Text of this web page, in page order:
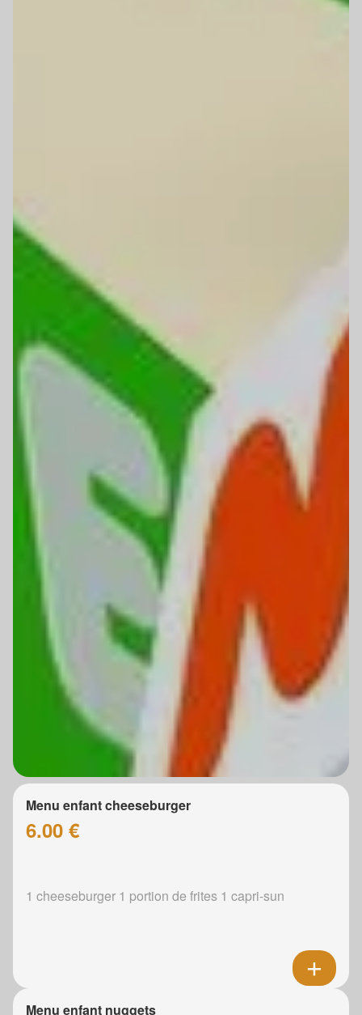
Menu enfant cheeseburger
6.00 €
1 cheeseburger 1 portion de frites 1 capri-sun
Menu enfant nuggets